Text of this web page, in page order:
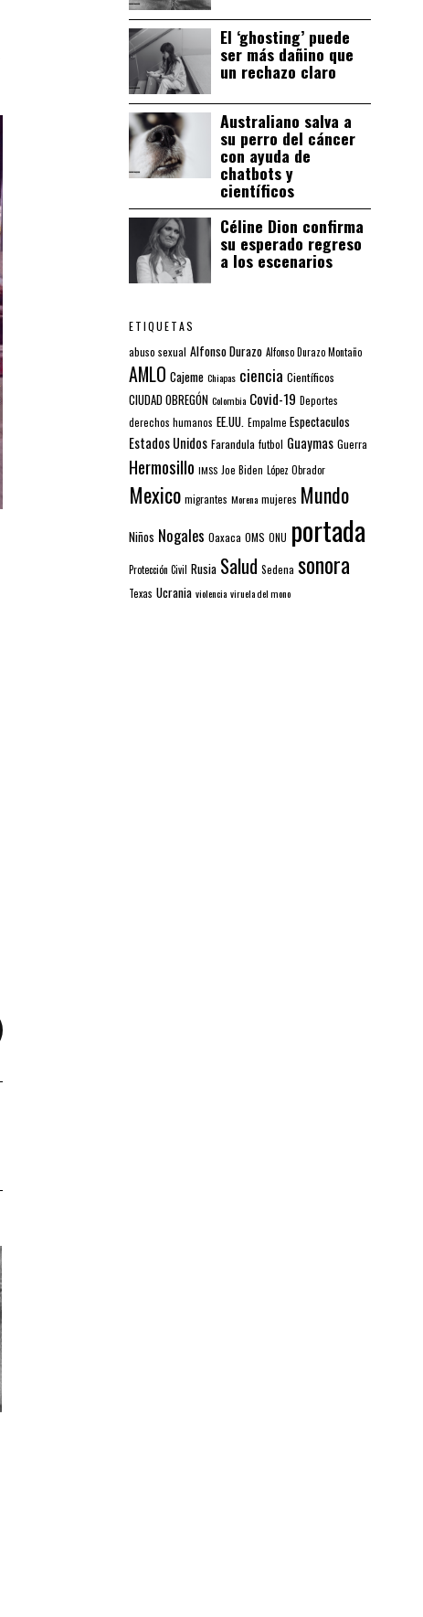
El ‘ghosting’ puede
ser más dañino que
un rechazo claro
Australiano salva a
su perro del cáncer
con ayuda de
chatbots y
científicos
Céline Dion confirma
su esperado regreso
a los escenarios
ETIQUETAS
abuso sexual Alfonso Durazo Alfonso Durazo Montaño
AMLO Cajeme Chiapas ciencia Científicos
CIUDAD OBREGÓN Colombia Covid-19 Deportes
derechos humanos EE.UU. Empalme Espectaculos
Estados Unidos Farandula futbol Guaymas Guerra
Hermosillo IMSS Joe Biden López Obrador
Mexico migrantes Morena mujeres Mundo
Niños Nogales Oaxaca OMS ONU portada
Protección Civil Rusia Salud Sedena sonora
Texas Ucrania violencia viruela del mono